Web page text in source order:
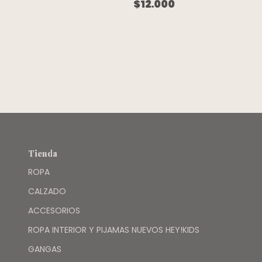
$12.000
Tienda
ROPA
CALZADO
ACCESORIOS
ROPA INTERIOR Y PIJAMAS NUEVOS HEY!KIDS
GANGAS